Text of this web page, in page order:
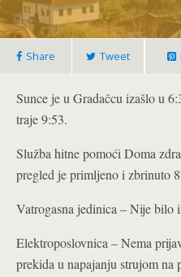
Share Tweet
Sunce je u Gradačcu izašlo u
traje 9:53.
Služba hitne pomoći Doma
pregled je primljeno i zbrinuto
Vatrogasna jedinica – Nije bilo
Elektroposlovnica – Nema
prekida u napajanju strujom na